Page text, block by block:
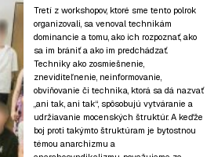
Tretí z workshopov, ktoré sme tento polrok
organizovali, sa venoval technikám
dominancie a tomu, ako ich rozpoznať, ako
sa im brániť a ako im predchádzať.
Techniky ako zosmiešnenie,
zneviditeľnenie, neinformovanie,
obviňovanie či technika, ktorá sa dá nazvať
„ani tak, ani tak“, spôsobujú vytváranie a
udržiavanie mocenských štruktúr. A keďže
boj proti takýmto štruktúram je bytostnou
témou anarchizmu a